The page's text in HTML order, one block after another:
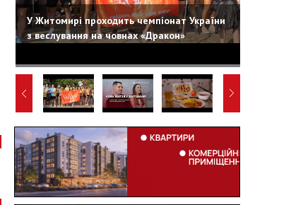
У Житомирі проходить чемпіонат України
з веслування на човнах «Дракон»